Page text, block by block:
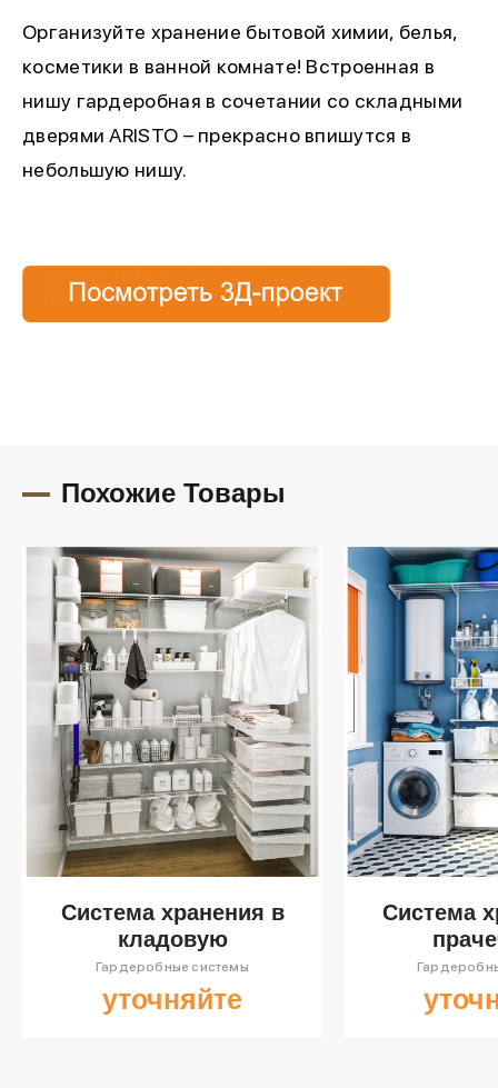
Организуйте хранение бытовой химии, белья,
косметики в ванной комнате! Встроенная в
нишу гардеробная в сочетании со складными
дверями ARISTO – прекрасно впишутся в
небольшую нишу.
Похожие Товары
Система хранения в
кладовую
Гардеробные системы
уточняйте
Система